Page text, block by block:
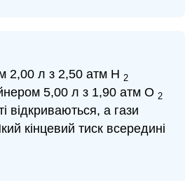
2,00 л з 2,50 атм Н 2
5,00 л з 1,90 атм O 2
відкриваються, а гази
кінцевий тиск всередині